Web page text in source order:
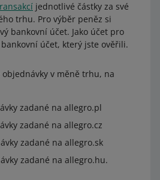
jednotlivé částky za své
trhu. Pro výběr peněz si
bankovní účet. Jako účet pro
účet, který jste ověřili.
v měně trhu, na
zadané na allegro.pl
zadané na allegro.cz
zadané na allegro.sk
zadané na allegro.hu.